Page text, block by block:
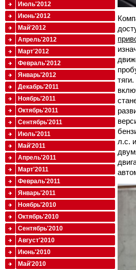
л.с.
Июль'2012
Июнь'2012
Май'2012
Апрель'2012
Март'2012
Февраль'2012
Январь'2012
Декабрь'2011
Ноябрь'2011
Октябрь'2011
Сентябрь'2011
Июль'2011
Май'2011
Апрель'2011
Март'2011
Февраль'2011
Январь'2011
Ноябрь'2010
Октябрь'2010
Сентябрь'2010
Август'2010
Июнь'2010
Май'2010